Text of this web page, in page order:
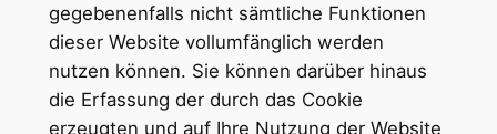
gegebenenfalls nicht sämtliche Funktionen
dieser Website vollumfänglich werden
nutzen können. Sie können darüber hinaus
die Erfassung der durch das Cookie
erzeugten und auf Ihre Nutzung der Website